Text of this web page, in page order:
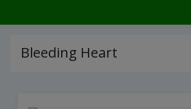
Bleeding Heart